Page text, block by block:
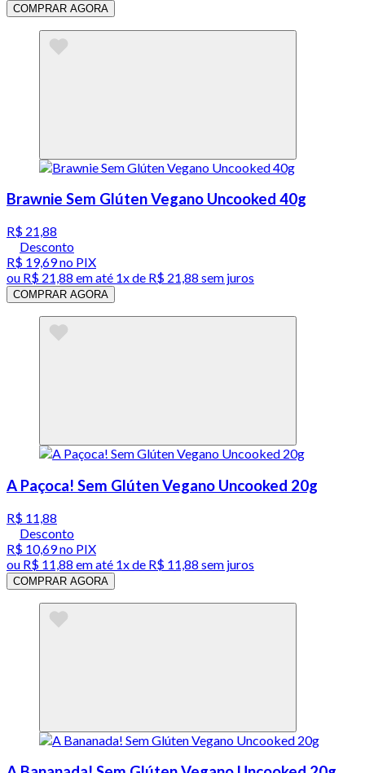
COMPRAR AGORA
Brawnie Sem Glúten Vegano Uncooked 40g
R$ 21,88
Desconto
R$ 19,69no PIX
ou R$ 21,88 em até 1x de R$ 21,88 sem juros
COMPRAR AGORA
A Paçoca! Sem Glúten Vegano Uncooked 20g
R$ 11,88
Desconto
R$ 10,69no PIX
ou R$ 11,88 em até 1x de R$ 11,88 sem juros
COMPRAR AGORA